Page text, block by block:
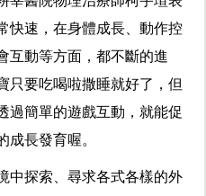
快速，在身體成長、動作控
互動等方面，都不斷的進
只要吃喝啦撒睡就好了，但
過簡單的遊戲互動，就能促
成長發育喔。
中探索、尋求各式各樣的外